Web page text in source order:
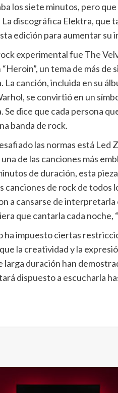
los siete minutos, pero
discográfica Elektra, que
edición para aumentar su
experimental fue The
un tema de más
La canción, incluida en su
se convirtió en un
dice que cada persona
banda de rock.
las normas está Led
de las canciones más
de duración, esta
canciones de rock de todos
a cansarse de
que cantarla cada noche,
impuesto ciertas
la creatividad y la
duración han
dispuesto a escucharla